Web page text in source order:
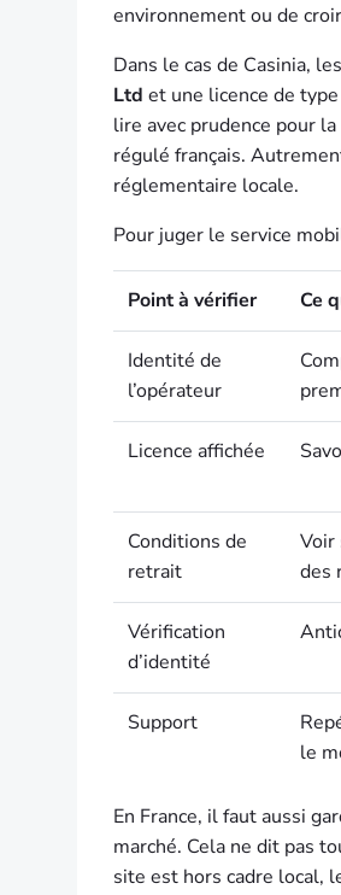
environnement ou de
Dans le cas de Casinia,
Ltd et une licence de type
lire avec prudence pour
régulé français.
réglementaire locale.
Pour juger le service
Point à vérifier Ce
Identité de
l’opérateur
Licence affichée
Conditions de
retrait
Voir
des
Vérification
d’identité
Support
le
En France, il faut aussi
marché. Cela ne dit pas
site est hors cadre local,